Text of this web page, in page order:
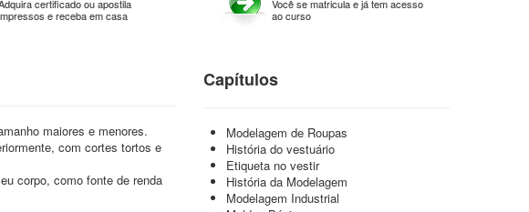
certificado ou apostila
e receba em casa
Você se matricula e já tem acesso
ao curso
maiores e menores.
com cortes tortos e
corpo, como fonte de renda
Capítulos
Modelagem de Roupas
História do vestuário
Etiqueta no vestir
História da Modelagem
Modelagem Industrial